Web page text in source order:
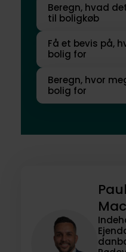
Beregn, hvad
til boligkøb
Få et bevis på,
bolig for
Beregn, hvor
bolig for